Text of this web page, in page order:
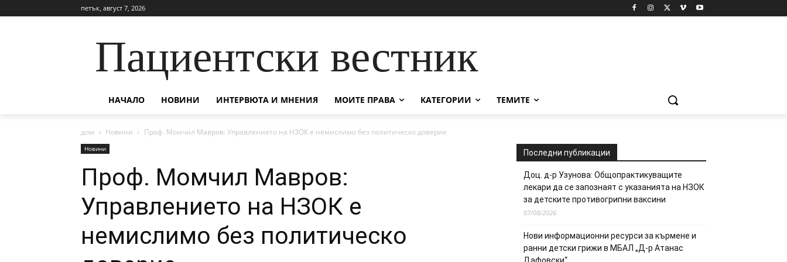
петък, август 7, 2026
Пациентски вестник
НАЧАЛО НОВИНИ ИНТЕРВЮТА И МНЕНИЯ МОИТЕ ПРАВА КАТЕГОРИИ ТЕМИТЕ
дом Новини Проф. Момчил Мавров: Управлението на НЗОК е немислимо без политическо доверие
Новини
Проф. Момчил Мавров:
Управлението на НЗОК е
немислимо без политическо
Последни публикации
Доц. д-р Узунова: Общопрактикуващите
лекари да се запознаят с указанията на НЗОК
за детските противогрипни ваксини
07/08/2026
Нови информационни ресурси за кърмене и
ранни детски грижи в МБАЛ „Д-р Атанас